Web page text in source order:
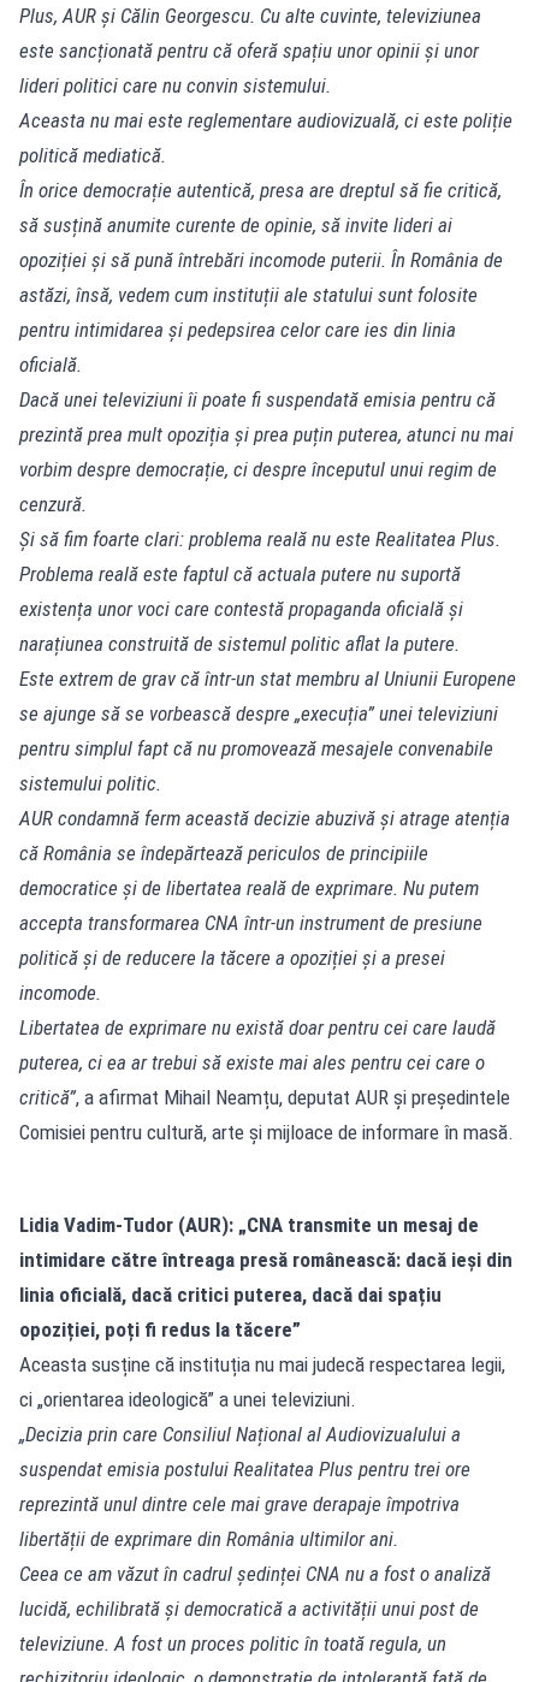
Plus, AUR și Călin Georgescu. Cu alte cuvinte, televiziunea
este sancționată pentru că oferă spațiu unor opinii și unor
lideri politici care nu convin sistemului.
Aceasta nu mai este reglementare audiovizuală, ci este poliție
politică mediatică.
În orice democrație autentică, presa are dreptul să fie critică,
să susțină anumite curente de opinie, să invite lideri ai
opoziției și să pună întrebări incomode puterii. În România de
astăzi, însă, vedem cum instituții ale statului sunt folosite
pentru intimidarea și pedepsirea celor care ies din linia
oficială.
Dacă unei televiziuni îi poate fi suspendată emisia pentru că
prezintă prea mult opoziția și prea puțin puterea, atunci nu mai
vorbim despre democrație, ci despre începutul unui regim de
cenzură.
Și să fim foarte clari: problema reală nu este Realitatea Plus.
Problema reală este faptul că actuala putere nu suportă
existența unor voci care contestă propaganda oficială și
narațiunea construită de sistemul politic aflat la putere.
Este extrem de grav că într-un stat membru al Uniunii Europene
se ajunge să se vorbească despre „execuția” unei televiziuni
pentru simplul fapt că nu promovează mesajele convenabile
sistemului politic.
AUR condamnă ferm această decizie abuzivă și atrage atenția
că România se îndepărtează periculos de principiile
democratice și de libertatea reală de exprimare. Nu putem
accepta transformarea CNA într-un instrument de presiune
politică și de reducere la tăcere a opoziției și a presei
incomode.
Libertatea de exprimare nu există doar pentru cei care laudă
puterea, ci ea ar trebui să existe mai ales pentru cei care o
critică”, a afirmat Mihail Neamțu, deputat AUR și președintele
Comisiei pentru cultură, arte şi mijloace de informare în masă.
Lidia Vadim-Tudor (AUR): „CNA transmite un mesaj de
intimidare către întreaga presă românească: dacă ieși din
linia oficială, dacă critici puterea, dacă dai spațiu
opoziției, poți fi redus la tăcere”
Aceasta susține că instituția nu mai judecă respectarea legii,
ci „orientarea ideologică” a unei televiziuni.
„Decizia prin care Consiliul Național al Audiovizualului a
suspendat emisia postului Realitatea Plus pentru trei ore
reprezintă unul dintre cele mai grave derapaje împotriva
libertății de exprimare din România ultimilor ani.
Ceea ce am văzut în cadrul ședinței CNA nu a fost o analiză
lucidă, echilibrată și democratică a activității unui post de
televiziune. A fost un proces politic în toată regula, un